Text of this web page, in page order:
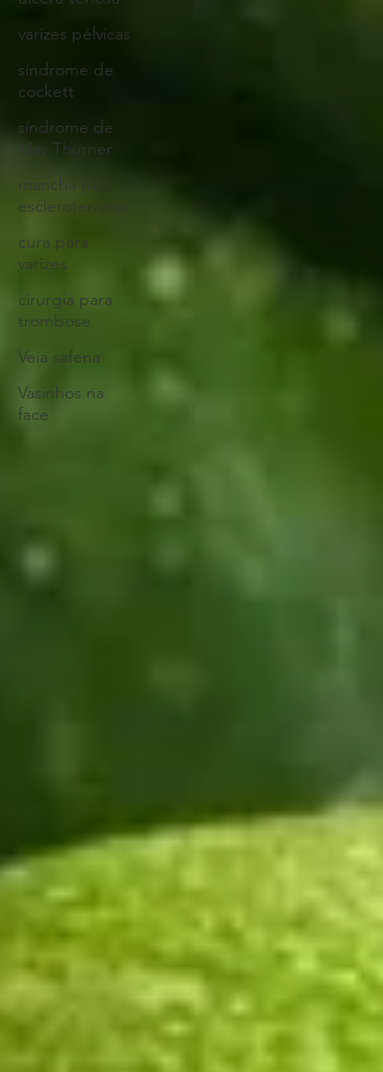
varizes pélvicas
síndrome de
cockett
síndrome de
May Thurner
mancha pós
escleroterapia
cura para
varizes
cirurgia para
trombose
Veia safena
Vasinhos na
face